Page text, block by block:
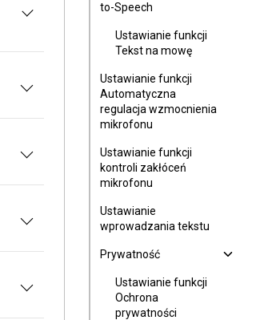
to-Speech
Ustawianie funkcji
Tekst na mowę
Ustawianie funkcji
Automatyczna
regulacja wzmocnienia
mikrofonu
Ustawianie funkcji
kontroli zakłóceń
mikrofonu
Ustawianie
wprowadzania tekstu
Prywatność
Ustawianie funkcji
Ochrona
prywatności